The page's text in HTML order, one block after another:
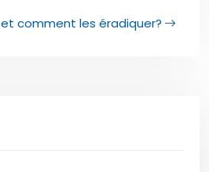
comment les éradiquer?